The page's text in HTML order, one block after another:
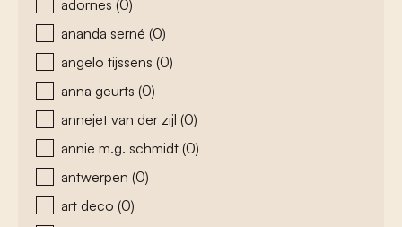
adornes (0)
ananda serné (0)
angelo tijssens (0)
anna geurts (0)
annejet van der zijl (0)
annie m.g. schmidt (0)
antwerpen (0)
art deco (0)